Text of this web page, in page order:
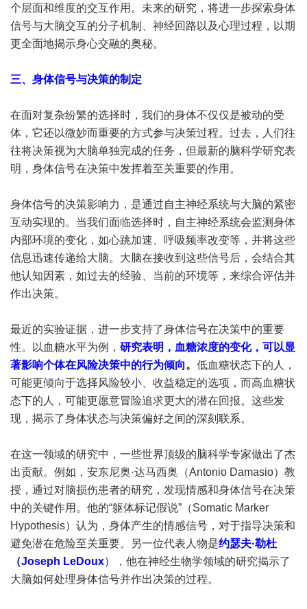
个层面和维度的交互作用。未来的研究，将进一步探索身体
信号与大脑交互的分子机制、神经回路以及心理过程，以期
更全面地揭示身心交融的奥秘。
三、身体信号与决策的制定
在面对复杂纷繁的选择时，我们的身体不仅仅是被动的受
体，它还以微妙而重要的方式参与决策过程。过去，人们往
往将决策视为大脑单独完成的任务，但最新的脑科学研究表
明，身体信号在决策中发挥着至关重要的作用。
身体信号的决策影响力，是通过自主神经系统与大脑的紧密
互动实现的。当我们面临选择时，自主神经系统会监测身体
内部环境的变化，如心跳加速、呼吸频率改变等，并将这些
信息迅速传递给大脑。大脑在接收到这些信号后，会结合其
他认知因素，如过去的经验、当前的环境等，来综合评估并
作出决策。
最近的实验证据，进一步支持了身体信号在决策中的重要
性。以血糖水平为例， 研究表明，血糖浓度的变化，可以显
著影响个体在风险决策中的行为倾向。 低血糖状态下的人，
可能更倾向于选择风险较小、收益稳定的选项，而高血糖状
态下的人，可能更愿意冒险追求更大的潜在回报。这些发
现，揭示了身体状态与决策偏好之间的深刻联系。
在这一领域的研究中，一些世界顶级的脑科学专家做出了杰
出贡献。例如，安东尼奥·达马西奥（Antonio Damasio）教
授，通过对脑损伤患者的研究，发现情感和身体信号在决策
中的关键作用。他的“躯体标记假说”（Somatic Marker
Hypothesis）认为，身体产生的情感信号，对于指导决策和
避免潜在危险至关重要。另一位代表人物是约瑟夫·勒杜
（Joseph LeDoux）
，他在神经生物学领域的研究揭示了
大脑如何处理身体信号并作出决策的过程。